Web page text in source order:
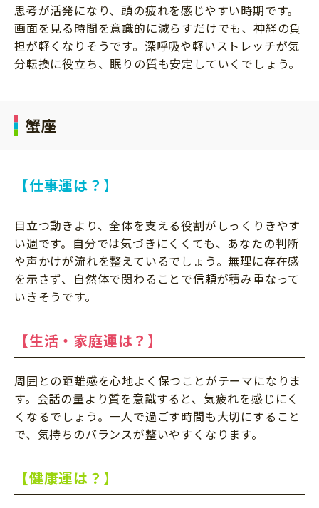
思考が活発になり、頭の疲れを感じやすい時期です。
画面を見る時間を意識的に減らすだけでも、神経の負
担が軽くなりそうです。深呼吸や軽いストレッチが気
分転換に役立ち、眠りの質も安定していくでしょう。
蟹座
【仕事運は？】
目立つ動きより、全体を支える役割がしっくりきやす
い週です。自分では気づきにくくても、あなたの判断
や声かけが流れを整えているでしょう。無理に存在感
を示さず、自然体で関わることで信頼が積み重なって
いきそうです。
【生活・家庭運は？】
周囲との距離感を心地よく保つことがテーマになりま
す。会話の量より質を意識すると、気疲れを感じにく
くなるでしょう。一人で過ごす時間も大切にすること
で、気持ちのバランスが整いやすくなります。
【健康運は？】